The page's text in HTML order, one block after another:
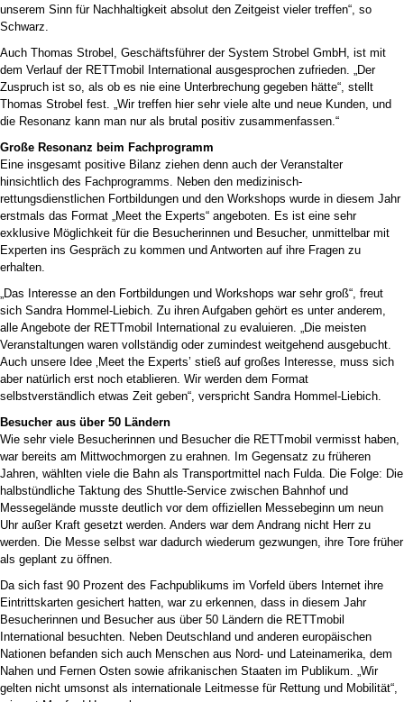
unserem Sinn für Nachhaltigkeit absolut den Zeitgeist vieler treffen“, so
Schwarz.
Auch Thomas Strobel, Geschäftsführer der System Strobel GmbH, ist mit
dem Verlauf der RETTmobil International ausgesprochen zufrieden. „Der
Zuspruch ist so, als ob es nie eine Unterbrechung gegeben hätte“, stellt
Thomas Strobel fest. „Wir treffen hier sehr viele alte und neue Kunden, und
die Resonanz kann man nur als brutal positiv zusammenfassen.“
Große Resonanz beim Fachprogramm
Eine insgesamt positive Bilanz ziehen denn auch der Veranstalter
hinsichtlich des Fachprogramms. Neben den medizinisch-
rettungsdienstlichen Fortbildungen und den Workshops wurde in diesem Jahr
erstmals das Format „Meet the Experts“ angeboten. Es ist eine sehr
exklusive Möglichkeit für die Besucherinnen und Besucher, unmittelbar mit
Experten ins Gespräch zu kommen und Antworten auf ihre Fragen zu
erhalten.
„Das Interesse an den Fortbildungen und Workshops war sehr groß“, freut
sich Sandra Hommel-Liebich. Zu ihren Aufgaben gehört es unter anderem,
alle Angebote der RETTmobil International zu evaluieren. „Die meisten
Veranstaltungen waren vollständig oder zumindest weitgehend ausgebucht.
Auch unsere Idee ‚Meet the Experts’ stieß auf großes Interesse, muss sich
aber natürlich erst noch etablieren. Wir werden dem Format
selbstverständlich etwas Zeit geben“, verspricht Sandra Hommel-Liebich.
Besucher aus über 50 Ländern
Wie sehr viele Besucherinnen und Besucher die RETTmobil vermisst haben,
war bereits am Mittwochmorgen zu erahnen. Im Gegensatz zu früheren
Jahren, wählten viele die Bahn als Transportmittel nach Fulda. Die Folge: Die
halbstündliche Taktung des Shuttle-Service zwischen Bahnhof und
Messegelände musste deutlich vor dem offiziellen Messebeginn um neun
Uhr außer Kraft gesetzt werden. Anders war dem Andrang nicht Herr zu
werden. Die Messe selbst war dadurch wiederum gezwungen, ihre Tore früher
als geplant zu öffnen.
Da sich fast 90 Prozent des Fachpublikums im Vorfeld übers Internet ihre
Eintrittskarten gesichert hatten, war zu erkennen, dass in diesem Jahr
Besucherinnen und Besucher aus über 50 Ländern die RETTmobil
International besuchten. Neben Deutschland und anderen europäischen
Nationen befanden sich auch Menschen aus Nord- und Lateinamerika, dem
Nahen und Fernen Osten sowie afrikanischen Staaten im Publikum. „Wir
gelten nicht umsonst als internationale Leitmesse für Rettung und Mobilität“,